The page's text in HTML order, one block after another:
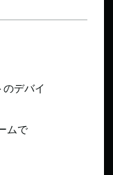
デバイ
ムで